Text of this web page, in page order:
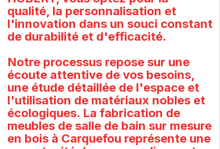
qualité, la personnalisation et
l'innovation dans un souci constant
de durabilité et d'efficacité.
Notre processus repose sur une
écoute attentive de vos besoins,
une étude détaillée de l'espace et
l'utilisation de matériaux nobles et
écologiques. La fabrication de
meubles de salle de bain sur mesure
en bois à Carquefou représente une